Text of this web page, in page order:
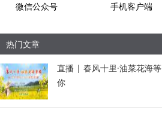
微信公众号 手机客户端
热门文章
直播 | 春风十里·油菜花海等
你